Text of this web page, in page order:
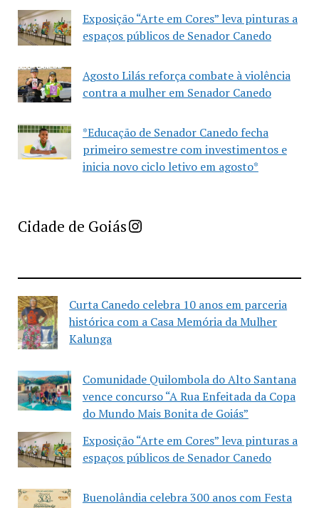
Exposição “Arte em Cores” leva pinturas a
espaços públicos de Senador Canedo
Agosto Lilás reforça combate à violência
contra a mulher em Senador Canedo
*Educação de Senador Canedo fecha
primeiro semestre com investimentos e
inicia novo ciclo letivo em agosto*
Cidade de GoiásImprensa Criativa da Cidade de Goiás
Curta Canedo celebra 10 anos em parceria
histórica com a Casa Memória da Mulher
Kalunga
Comunidade Quilombola do Alto Santana
vence concurso “A Rua Enfeitada da Copa
do Mundo Mais Bonita de Goiás”
Exposição “Arte em Cores” leva pinturas a
espaços públicos de Senador Canedo
Buenolândia celebra 300 anos com Festa